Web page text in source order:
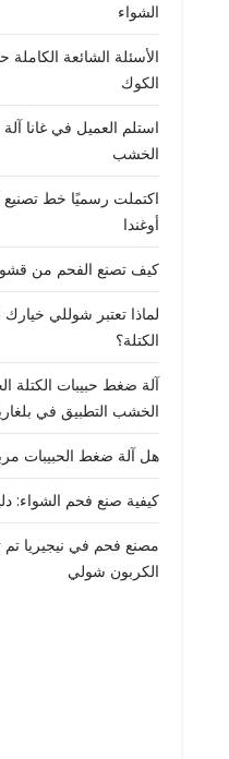
الشواء
الأسئلة الشائعة
الكوك
استلم العميل في غانا
الخشب
اكتملت رسميًا خط
أوغندا
كيف تصنع الفحم من
لماذا تعتبر شوللي
الكتلة؟
آلة ضغط حبيبات الكتلة
الخشب التطبيق في
هل آلة ضغط الحبيبات
كيفية صنع فحم الشواء:
مصنع فحم في نيجيريا تم
الكربون شولي